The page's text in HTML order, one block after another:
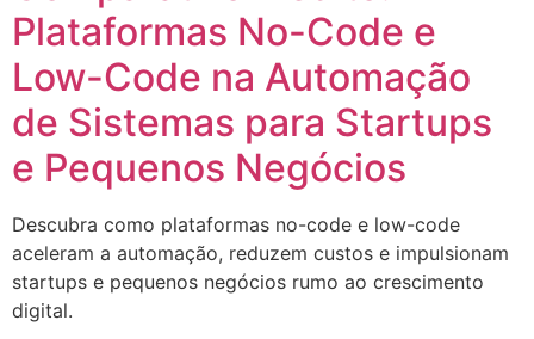
Plataformas No-Code e
Low-Code na Automação
de Sistemas para Startups
e Pequenos Negócios
Descubra como plataformas no-code e low-code
aceleram a automação, reduzem custos e impulsionam
startups e pequenos negócios rumo ao crescimento
digital.